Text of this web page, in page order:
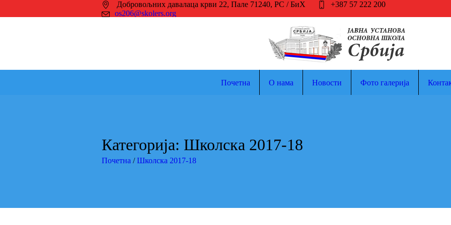
Добровољних давалаца крви 22, Пале 71240, РС / БиХ
+387 57 222 200
os206@skolers.org
Почетна О нама Новости Фото галерија
Категорија: Школска 2017-18
Почетна /Школска 2017-18